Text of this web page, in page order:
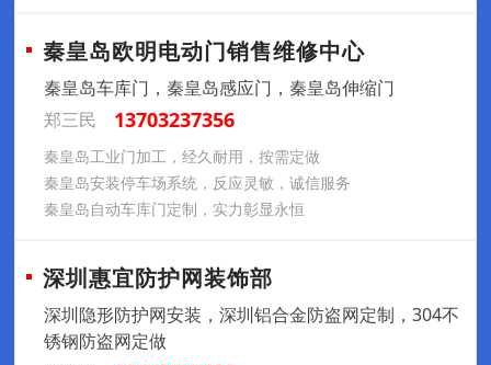
秦皇岛欧明电动门销售维修中心
秦皇岛车库门，秦皇岛感应门，秦皇岛伸缩门
郑三民
13703237356
秦皇岛工业门加工，经久耐用，按需定做
秦皇岛安装停车场系统，反应灵敏，诚信服务
秦皇岛自动车库门定制，实力彰显永恒
深圳惠宜防护网装饰部
深圳隐形防护网安装，深圳铝合金防盗网定制，304不
锈钢防盗网定做